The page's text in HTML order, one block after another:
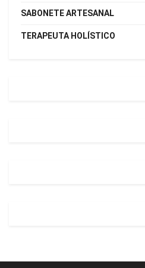
SABONETE ARTESANAL
TERAPEUTA HOLÍSTICO